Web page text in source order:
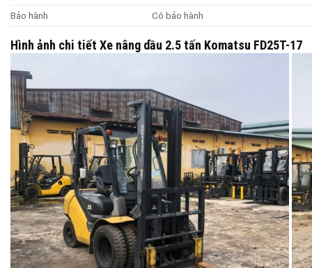
Bảo hành
Có bảo hành
Hình ảnh chi tiết Xe nâng dầu 2.5 tấn Komatsu FD25T-17